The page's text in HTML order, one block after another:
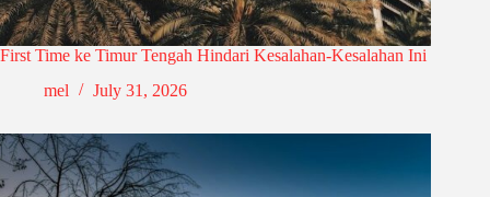
First Time ke Timur Tengah Hindari Kesalahan-Kesalahan Ini
mel
July 31, 2026